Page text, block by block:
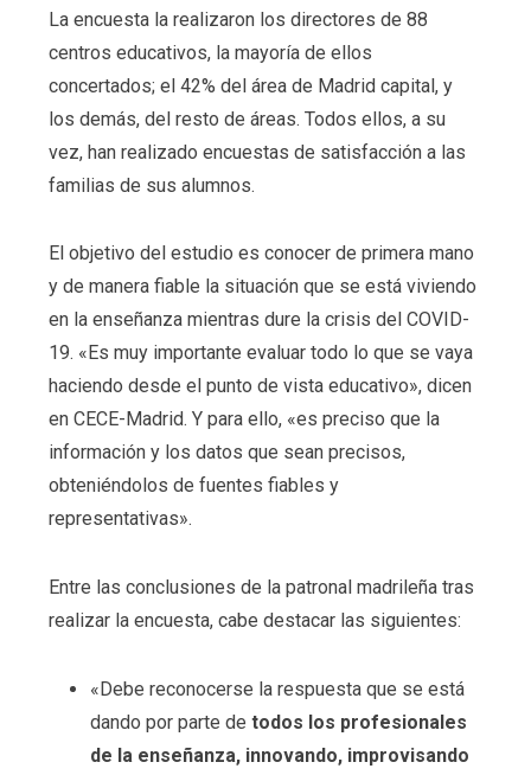
La encuesta la realizaron los directores de 88
centros educativos, la mayoría de ellos
concertados; el 42% del área de Madrid capital, y
los demás, del resto de áreas. Todos ellos, a su
vez, han realizado encuestas de satisfacción a las
familias de sus alumnos.
El objetivo del estudio es conocer de primera mano
y de manera fiable la situación que se está viviendo
en la enseñanza mientras dure la crisis del COVID-
19. «Es muy importante evaluar todo lo que se vaya
haciendo desde el punto de vista educativo», dicen
en CECE-Madrid. Y para ello, «es preciso que la
información y los datos que sean precisos,
obteniéndolos de fuentes fiables y
representativas».
Entre las conclusiones de la patronal madrileña tras
realizar la encuesta, cabe destacar las siguientes:
«Debe reconocerse la respuesta que se está
dando por parte de todos los profesionales
de la enseñanza, innovando, improvisando